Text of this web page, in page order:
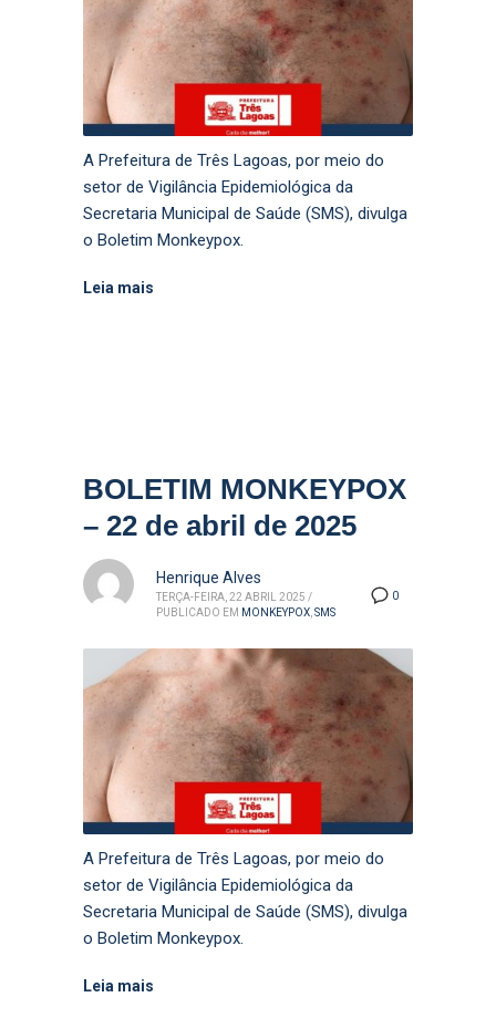
A Prefeitura de Três Lagoas, por meio do
setor de Vigilância Epidemiológica da
Secretaria Municipal de Saúde (SMS), divulga
o Boletim Monkeypox.
Leia mais
BOLETIM MONKEYPOX
– 22 de abril de 2025
0
Henrique Alves
TERÇA-FEIRA, 22 ABRIL 2025 /
PUBLICADO EM MONKEYPOX SMS
A Prefeitura de Três Lagoas, por meio do
setor de Vigilância Epidemiológica da
Secretaria Municipal de Saúde (SMS), divulga
o Boletim Monkeypox.
Leia mais